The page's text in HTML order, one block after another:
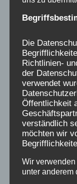
bestellen.
Für alle, die
fühlen wir
sehen wir
Geschenk an
dafür zu
als Kindern
wird, den
und Politik
Die
Richtlinien-
der
verwendet
Öffentlichkeit
verständlich
möchten wir
Wir
unter anderem